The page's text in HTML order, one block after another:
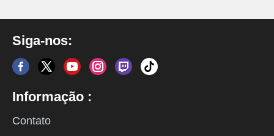
Siga-nos:
Informação :
Contato